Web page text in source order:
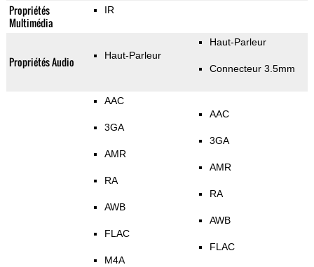
Propriétés
Multimédia
IR
Propriétés Audio Haut-Parleur
Haut-Parleur
Connecteur 3.5mm
AAC
3GA
AMR
RA
AWB
FLAC
M4A
AAC
3GA
AMR
RA
AWB
FLAC